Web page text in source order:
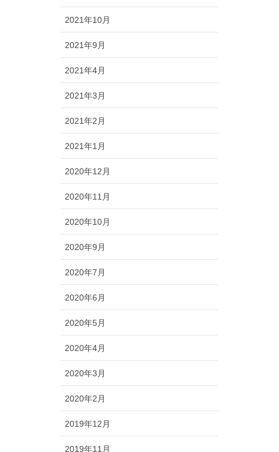
2021年10月
2021年9月
2021年4月
2021年3月
2021年2月
2021年1月
2020年12月
2020年11月
2020年10月
2020年9月
2020年7月
2020年6月
2020年5月
2020年4月
2020年3月
2020年2月
2019年12月
2019年11月